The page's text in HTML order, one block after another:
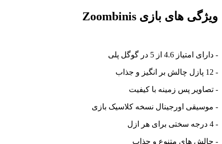
ویژگی های بازی Zoombinis
- دارای امتیاز 4.6 از 5 در گوگل پلی
- 12 پازل چالش بر انگیز و جذاب
- تصاویر پس زمینه با کیفیت
- موسیقی اورجینال نسخه کلاسیک بازی
- 4 درجه سختی برای هر ازل
- چالش های متنوع و جذاب